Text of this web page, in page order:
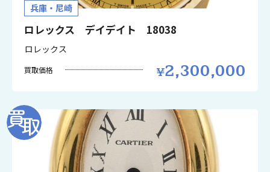
兵庫・尼崎
ロレックス デイデイト 18038
ロレックス
買取価格 2,300,000